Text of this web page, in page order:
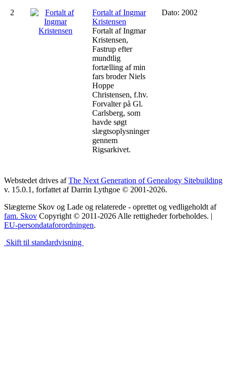
2
Fortalt af Ingmar
Kristensen
Fortalt af Ingmar
Kristensen,
Fastrup efter
mundtlig
fortælling af min
fars broder Niels
Hoppe
Christensen, f.hv.
Forvalter på Gl.
Carlsberg, som
havde søgt
slægtsoplysninger
gennem
Rigsarkivet.
Dato: 2002
Webstedet drives afThe Next Generation of Genealogy Sitebuilding
v. 15.0.1, forfattet af Darrin Lythgoe © 2001-2026.
Slægterne Skov og Lade og relaterede - oprettet og vedligeholdt af
fam. Skov Copyright © 2011-2026 Alle rettigheder forbeholdes. |
EU-persondataforordningen.
Skift til standardvisning